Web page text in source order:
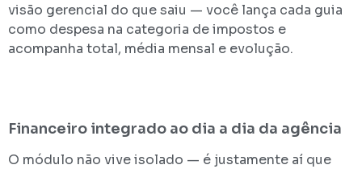
visão gerencial do que saiu — você lança cada guia
como despesa na categoria de impostos e
acompanha total, média mensal e evolução.
Financeiro integrado ao dia a dia da agência
O módulo não vive isolado — é justamente aí que